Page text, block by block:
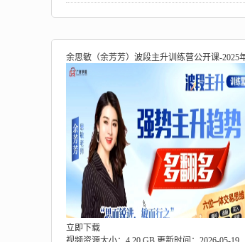
余思敏（余芳芳）波段主升训练营公开课-2025
立即下载